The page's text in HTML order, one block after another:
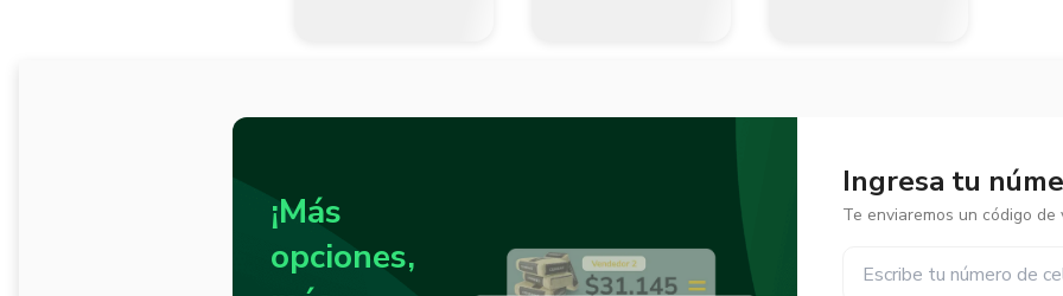
¡Más
opciones,
Ingresa tu
Te enviaremos un código de